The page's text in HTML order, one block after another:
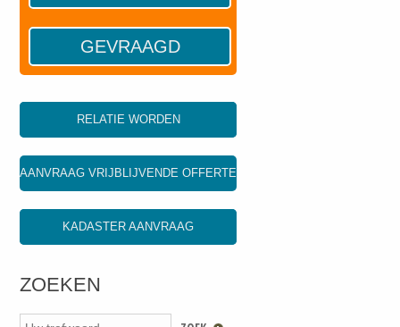
GEVRAAGD
RELATIE WORDEN
AANVRAAG VRIJBLIJVENDE OFFERTE
KADASTER AANVRAAG
ZOEKEN